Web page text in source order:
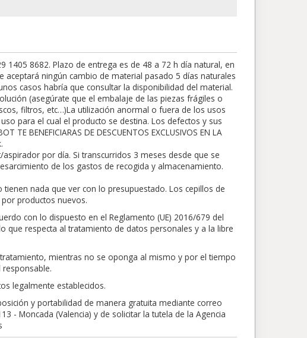
1405 8682. Plazo de entrega es de 48 a 72 h día natural, en
aceptará ningún cambio de material pasado 5 días naturales
casos habría que consultar la disponibilidad del material.
(asegúrate que el embalaje de las piezas frágiles o
filtros, etc…)La utilización anormal o fuera de los usos
para el cual el producto se destina. Los defectos y sus
BENEFICIARAS DE DESCUENTOS EXCLUSIVOS EN LA
por día. Si transcurridos 3 meses desde que se
de los gastos de recogida y almacenamiento.
nada que ver con lo presupuestado. Los cepillos de
productos nuevos.
con lo dispuesto en el Reglamento (UE) 2016/679 del
que respecta al tratamiento de datos personales y a la libre
mientras no se oponga al mismo y por el tiempo
legalmente establecidos.
y portabilidad de manera gratuita mediante correo
- Moncada (Valencia) y de solicitar la tutela de la Agencia